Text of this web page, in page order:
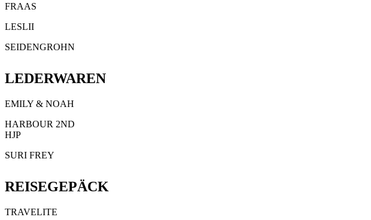
FRAAS
LESLII
SEIDENGROHN
LEDERWAREN
EMILY & NOAH
HARBOUR 2ND
HJP
SURI FREY
REISEGEPÄCK
TRAVELITE